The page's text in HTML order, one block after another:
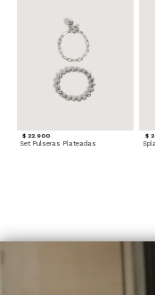
$ 22.900
Set Pulseras Plateadas
$